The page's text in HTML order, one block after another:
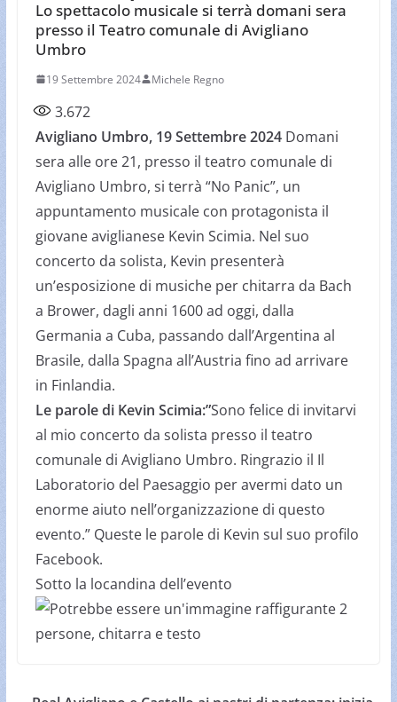
Lo spettacolo musicale si terrà domani sera
presso il Teatro comunale di Avigliano
Umbro
19 Settembre 2024 Michele Regno
3.672
Avigliano Umbro, 19 Settembre 2024 Domani
sera alle ore 21, presso il teatro comunale di
Avigliano Umbro, si terrà “No Panic”, un
appuntamento musicale con protagonista il
giovane aviglianese Kevin Scimia. Nel suo
concerto da solista, Kevin presenterà
un’esposizione di musiche per chitarra da Bach
a Brower, dagli anni 1600 ad oggi, dalla
Germania a Cuba, passando dall’Argentina al
Brasile, dalla Spagna all’Austria fino ad arrivare
in Finlandia.
Le parole di Kevin Scimia:”Sono felice di invitarvi
al mio concerto da solista presso il teatro
comunale di Avigliano Umbro. Ringrazio il Il
Laboratorio del Paesaggio per avermi dato un
enorme aiuto nell’organizzazione di questo
evento.” Queste le parole di Kevin sul suo profilo
Facebook.
Sotto la locandina dell’evento